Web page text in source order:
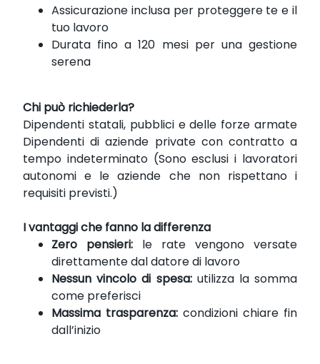
Assicurazione inclusa per proteggere te e il
tuo lavoro
Durata fino a 120 mesi per una gestione
serena
Chi può richiederla?
Dipendenti statali, pubblici e delle forze armate
Dipendenti di aziende private con contratto a
tempo indeterminato (Sono esclusi i lavoratori
autonomi e le aziende che non rispettano i
requisiti previsti.)
I vantaggi che fanno la differenza
Zero pensieri: le rate vengono versate
direttamente dal datore di lavoro
Nessun vincolo di spesa:utilizza la somma
come preferisci
Massima trasparenza: condizioni chiare fin
dall’inizio